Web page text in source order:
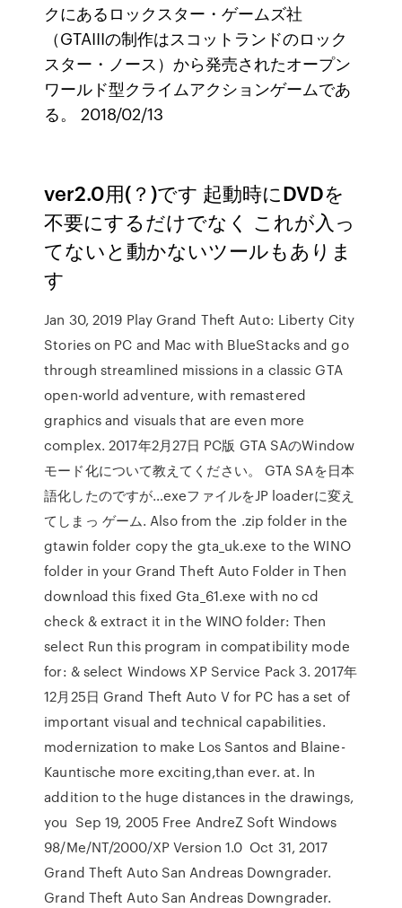
クにあるロックスター・ゲームズ社
（GTAIIIの制作はスコットランドのロック
スター・ノース）から発売されたオープン
ワールド型クライムアクションゲームであ
る。 2018/02/13
ver2.0用(？)です 起動時にDVDを
不要にするだけでなく これが入っ
てないと動かないツールもありま
す
Jan 30, 2019 Play Grand Theft Auto: Liberty City
Stories on PC and Mac with BlueStacks and go
through streamlined missions in a classic GTA
open-world adventure, with remastered
graphics and visuals that are even more
complex. 2017年2月27日 PC版 GTA SAのWindow
モード化について教えてください。 GTA SAを日本
語化したのですが…exeファイルをJP loaderに変え
てしまっ ゲーム. Also from the .zip folder in the
gtawin folder copy the gta_uk.exe to the WINO
folder in your Grand Theft Auto Folder in Then
download this fixed Gta_61.exe with no cd
check & extract it in the WINO folder: Then
select Run this program in compatibility mode
for: & select Windows XP Service Pack 3. 2017年
12月25日 Grand Theft Auto V for PC has a set of
important visual and technical capabilities.
modernization to make Los Santos and Blaine-
Kauntische more exciting,than ever. at. In
addition to the huge distances in the drawings,
you Sep 19, 2005 Free AndreZ Soft Windows
98/Me/NT/2000/XP Version 1.0 Oct 31, 2017
Grand Theft Auto San Andreas Downgrader.
Grand Theft Auto San Andreas Downgrader.